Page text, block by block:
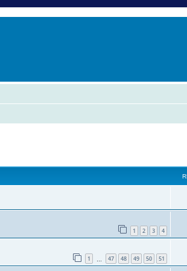
1 2 3 4
1 47 48 49 50 51